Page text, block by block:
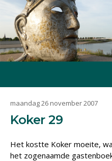
maandag 26 november 2007
Koker 29
Het kostte Koker moeite,
het zogenaamde